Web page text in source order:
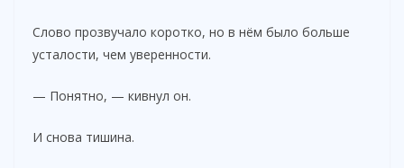
Слово прозвучало коротко, но в нём было больше
усталости, чем уверенности.
— Понятно, — кивнул он.
И снова тишина.